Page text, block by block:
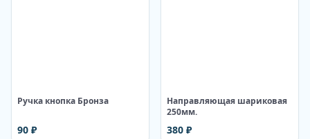
Ручка кнопка Бронза
90 ₽
Направляющая шариковая
250мм.
380 ₽